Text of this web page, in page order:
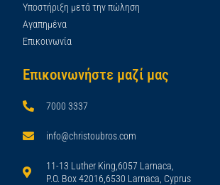
Υποστήριξη μετά την πώληση
Αγαπημένα
Επικοινωνία
Επικοινωνήστε μαζί μας
7000 3337
info@christoubros.com
11-13 Luther King,6057 Larnaca,
P.O. Box 42016,6530 Larnaca, Cyprus